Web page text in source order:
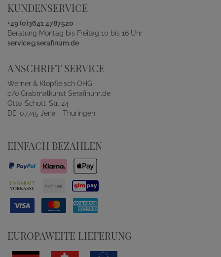
KUNDENSERVICE
+49 (0)3641 4787520
Beratung Montag bis Freitag 10 bis 16 Uhr
service@serafinum.de
ANSCHRIFT SERVICE
Werner & Klopfleisch OHG
c/o Grabmalkunst Serafinum.de
Otto-Schott-Str. 24
DE-07745 Jena - Thüringen
EINFACH BEZAHLEN
EUROPAWEITE LIEFERUNG